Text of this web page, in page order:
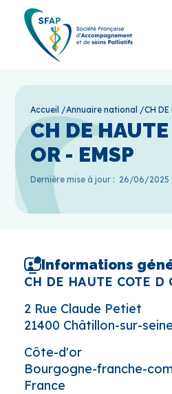
Accueil /Annuaire national /CH DE
CH DE
OR - EMSP
Dernière mise à jour : 26/06/2025
Informations
CH DE HAUTE COTE D
2 Rue Claude Petiet
21400 Châtillon-sur-seine
Côte-d'or
Bourgogne-franche-
France